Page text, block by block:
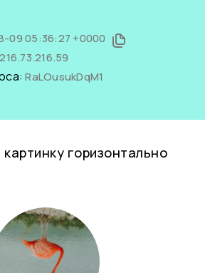
09 05:36:27 +0000
216.73.216.59
RaLOusukDqM1
горизонтально